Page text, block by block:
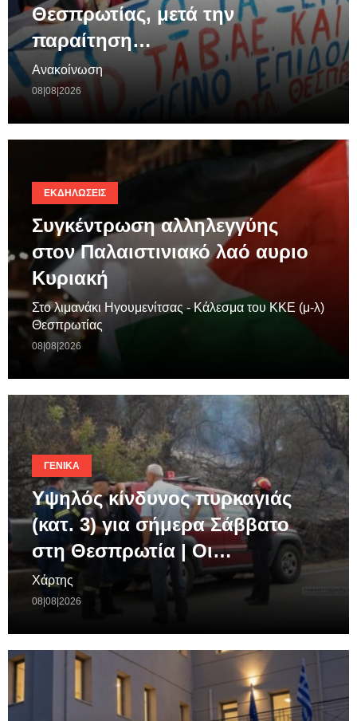
Θεσπρωτίας, μετά την
παραίτηση…
Ανακοίνωση
08|08|2026
ΕΚΔΗΛΏΣΕΙΣ
Συγκέντρωση αλληλεγγύης
στον Παλαιστινιακό λαό αυριο
Κυριακή
Στο λιμανάκι Ηγουμενίτσας - Κάλεσμα του ΚΚΕ (μ-λ)
Θεσπρωτίας
08|08|2026
ΓΕΝΙΚΆ
Υψηλός κίνδυνος πυρκαγιάς
(κατ. 3) για σήμερα Σάββατο
στη Θεσπρωτία | Οι…
Χάρτης
08|08|2026